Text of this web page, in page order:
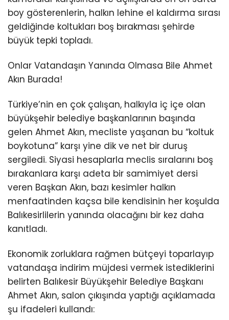
boy gösterenlerin, halkın lehine el kaldırma sırası
geldiğinde koltukları boş bırakması şehirde
büyük tepki topladı.
Onlar Vatandaşın Yanında Olmasa Bile Ahmet
Akın Burada!
Türkiye’nin en çok çalışan, halkıyla iç içe olan
büyükşehir belediye başkanlarının başında
gelen Ahmet Akın, mecliste yaşanan bu “koltuk
boykotuna” karşı yine dik ve net bir duruş
sergiledi. Siyasi hesaplarla meclis sıralarını boş
bırakanlara karşı adeta bir samimiyet dersi
veren Başkan Akın, bazı kesimler halkın
menfaatinden kaçsa bile kendisinin her koşulda
Balıkesirlilerin yanında olacağını bir kez daha
kanıtladı.
Ekonomik zorluklara rağmen bütçeyi toparlayıp
vatandaşa indirim müjdesi vermek istediklerini
belirten Balıkesir Büyükşehir Belediye Başkanı
Ahmet Akın, salon çıkışında yaptığı açıklamada
şu ifadeleri kullandı: